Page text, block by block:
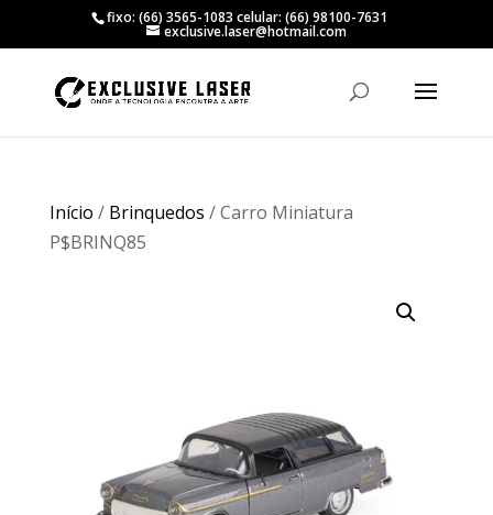
fixo: (66) 3565-1083 celular: (66) 98100-7631
exclusive.laser@hotmail.com
Início / Brinquedos / Carro Miniatura
P$BRINQ85